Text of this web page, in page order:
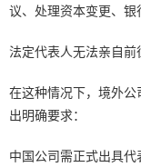
议、处理资本变更、银
法定代表人无法亲自前
在这种情况下，境外
出明确要求：
中国公司需正式出具